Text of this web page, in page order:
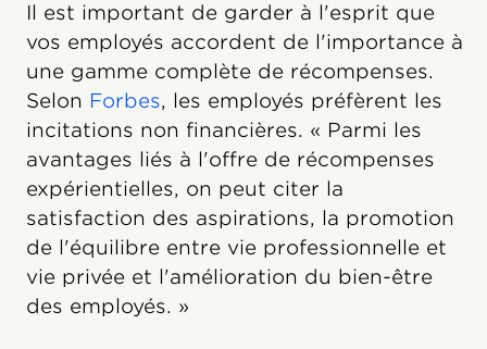
Il est important de garder à l'esprit que
vos employés accordent de l'importance à
une gamme complète de récompenses.
Selon Forbes, les employés préfèrent les
incitations non financières. « Parmi les
avantages liés à l'offre de récompenses
expérientielles, on peut citer la
satisfaction des aspirations, la promotion
de l'équilibre entre vie professionnelle et
vie privée et l'amélioration du bien-être
des employés. »